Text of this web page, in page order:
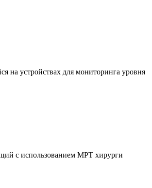
на устройствах для мониторинга уровня
с использованием МРТ хирурги